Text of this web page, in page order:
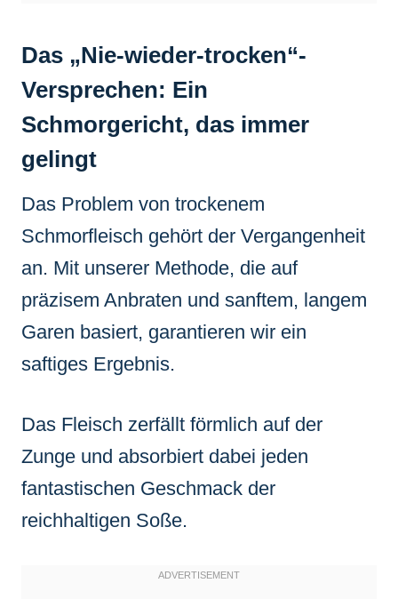
Das „Nie-wieder-trocken“-
Versprechen: Ein
Schmorgericht, das immer
gelingt
Das Problem von trockenem
Schmorfleisch gehört der Vergangenheit
an. Mit unserer Methode, die auf
präzisem Anbraten und sanftem, langem
Garen basiert, garantieren wir ein
saftiges Ergebnis.
Das Fleisch zerfällt förmlich auf der
Zunge und absorbiert dabei jeden
fantastischen Geschmack der
reichhaltigen Soße.